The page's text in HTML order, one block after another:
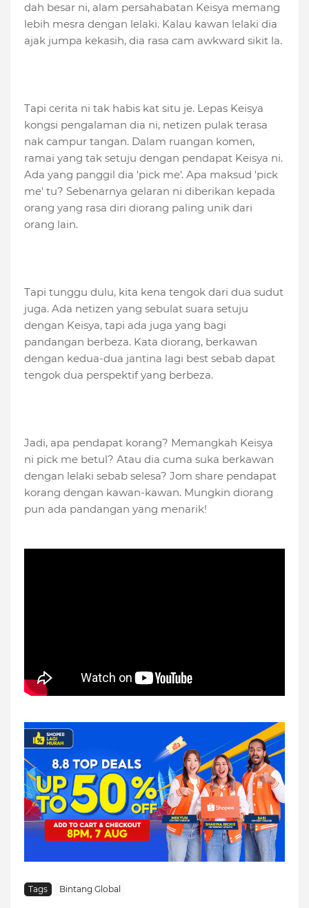
dah besar ni, alam persahabatan Keisya memang
lebih mesra dengan lelaki. Kalau kawan lelaki dia
ajak jumpa kekasih, dia rasa cam awkward sikit la.
Tapi cerita ni tak habis kat situ je. Lepas Keisya
kongsi pengalaman dia ni, netizen pulak terasa
nak campur tangan. Dalam ruangan komen,
ramai yang tak setuju dengan pendapat Keisya ni.
Ada yang panggil dia 'pick me'. Apa maksud 'pick
me' tu? Sebenarnya gelaran ni diberikan kepada
orang yang rasa diri diorang paling unik dari
orang lain.
Tapi tunggu dulu, kita kena tengok dari dua sudut
juga. Ada netizen yang sebulat suara setuju
dengan Keisya, tapi ada juga yang bagi
pandangan berbeza. Kata diorang, berkawan
dengan kedua-dua jantina lagi best sebab dapat
tengok dua perspektif yang berbeza.
Jadi, apa pendapat korang? Memangkah Keisya
ni pick me betul? Atau dia cuma suka berkawan
dengan lelaki sebab selesa? Jom share pendapat
korang dengan kawan-kawan. Mungkin diorang
pun ada pandangan yang menarik!
Tags Bintang Global